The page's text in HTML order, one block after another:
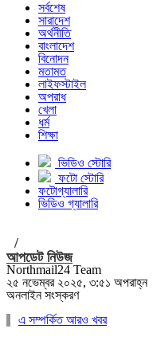
সর্বশেষ
সারাদেশ
অর্থনীতি
বাংলাদেশ
বিনোদন
মতামত
লাইফস্টাইল
অপরাধ
খেলা
ধর্ম
শিক্ষা
ভিডিও স্টোরি
ফটো স্টোরি
ফটোগ্যালারি
ভিডিও গ্যালারি
/
আপডেট নিউজ
Northmail24 Team
২৫ নভেম্বর ২০২৫, ৩:৫১ অপরাহ্ন
অনলাইন সংস্করণ
এ সম্পর্কিত আরও খবর